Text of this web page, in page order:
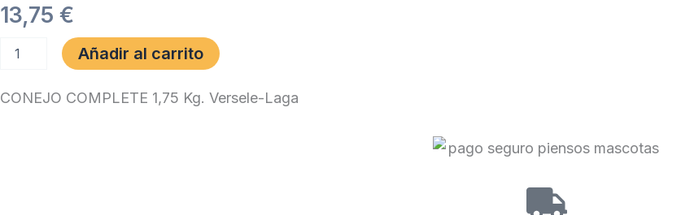
13,75 €
COMPLETE
Kg.
Añadir al carrito
CONEJO COMPLETE 1,75 Kg. Versele-Laga